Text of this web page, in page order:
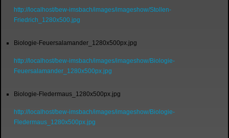
http://localhost/bew-imsbach/images/imageshow/Stollen-
Friedrich_1280x500.jpg
Biologie-Feuersalamander_1280x500px.jpg
http://localhost/bew-imsbach/images/imageshow/Biologie-
Feuersalamander_1280x500px.jpg
Biologie-Fledermaus_1280x500px.jpg
http://localhost/bew-imsbach/images/imageshow/Biologie-
Fledermaus_1280x500px.jpg